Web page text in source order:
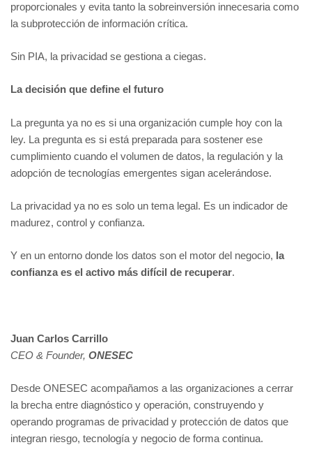
proporcionales y evita tanto la sobreinversión innecesaria como
la subprotección de información crítica.
Sin PIA, la privacidad se gestiona a ciegas.
La decisión que define el futuro
La pregunta ya no es si una organización cumple hoy con la
ley. La pregunta es si está preparada para sostener ese
cumplimiento cuando el volumen de datos, la regulación y la
adopción de tecnologías emergentes sigan acelerándose.
La privacidad ya no es solo un tema legal. Es un indicador de
madurez, control y confianza.
Y en un entorno donde los datos son el motor del negocio, la
confianza es el activo más difícil de recuperar.
Juan Carlos Carrillo
CEO & Founder, ONESEC
Desde ONESEC acompañamos a las organizaciones a cerrar
la brecha entre diagnóstico y operación, construyendo y
operando programas de privacidad y protección de datos que
integran riesgo, tecnología y negocio de forma continua.